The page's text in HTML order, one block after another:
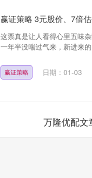
赢证策略 3元股价、7倍
这票真是让人看得心里五味
一年半没喘过气来，新进来
赢证策略 日期：01-03
万隆优配文